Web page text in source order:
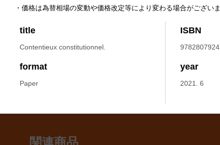
title
Contentieux constitutionnel.
ISBN
format
Paper
year
2021. 6
・価格は為替相場の変動や価格改定等により変わる場合がござい
関連商品